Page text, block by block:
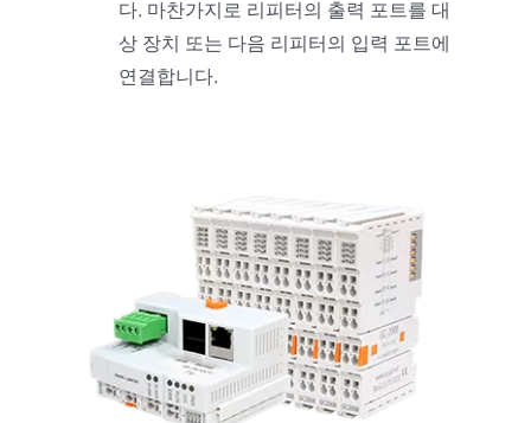
다. 마찬가지로 리피터의 출력 포트를 대
상 장치 또는 다음 리피터의 입력 포트에
연결합니다.